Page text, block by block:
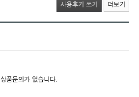
사용후기 쓰기 더보기
상품문의가 없습니다.